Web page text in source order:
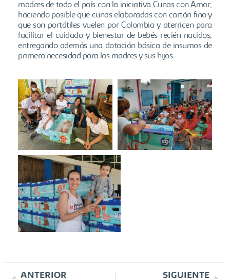
madres de todo el país con la iniciativa Cunas con Amor,
haciendo posible que cunas elaboradas con cartón fino y
que son portátiles vuelen por Colombia y aterricen para
facilitar el cuidado y bienestar de bebés recién nacidos,
entregando además una dotación básica de insumos de
primera necesidad para las madres y sus hijos.
ANTERIOR SIGUIENTE